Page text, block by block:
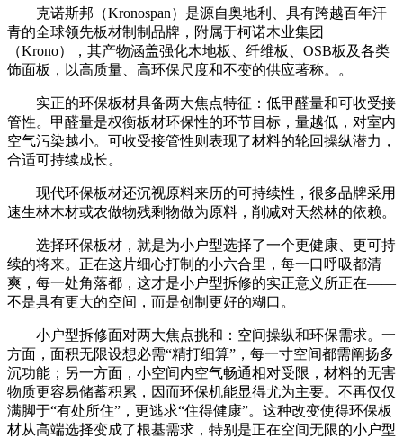
克诺斯邦（Kronospan）是源自奥地利、具有跨越百年汗
青的全球领先板材制制品牌，附属于柯诺木业集团
（Krono），其产物涵盖强化木地板、纤维板、OSB板及各类
饰面板，以高质量、高环保尺度和不变的供应著称。‌。
实正的环保板材具备两大焦点特征：低甲醛量和可收受接
管性。甲醛量是权衡板材环保性的环节目标，量越低，对室内
空气污染越小。可收受接管性则表现了材料的轮回操纵潜力，
合适可持续成长。
现代环保板材还沉视原料来历的可持续性，很多品牌采用
速生林木材或农做物残剩物做为原料，削减对天然林的依赖。
选择环保板材，就是为小户型选择了一个更健康、更可持
续的将来。正在这片细心打制的小六合里，每一口呼吸都清
爽，每一处角落都，这才是小户型拆修的实正意义所正在——
不是具有更大的空间，而是创制更好的糊口。
小户型拆修面对两大焦点挑和：空间操纵和环保需求。一
方面，面积无限设想必需“精打细算”，每一寸空间都需阐扬多
沉功能；另一方面，小空间内空气畅通相对受限，材料的无害
物质更容易储蓄积累，因而环保机能显得尤为主要。不再仅仅
满脚于“有处所住”，更逃求“住得健康”。这种改变使得环保板
材从高端选择变成了根基需求，特别是正在空间无限的小户型